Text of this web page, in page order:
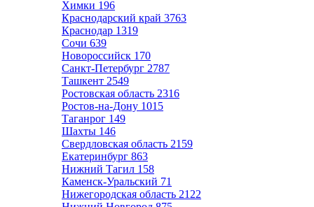
Химки 196
Краснодарский край 3763
Краснодар 1319
Сочи 639
Новороссийск 170
Санкт-Петербург 2787
Ташкент 2549
Ростовская область 2316
Ростов-на-Дону 1015
Таганрог 149
Шахты 146
Свердловская область 2159
Екатеринбург 863
Нижний Тагил 158
Каменск-Уральский 71
Нижегородская область 2122